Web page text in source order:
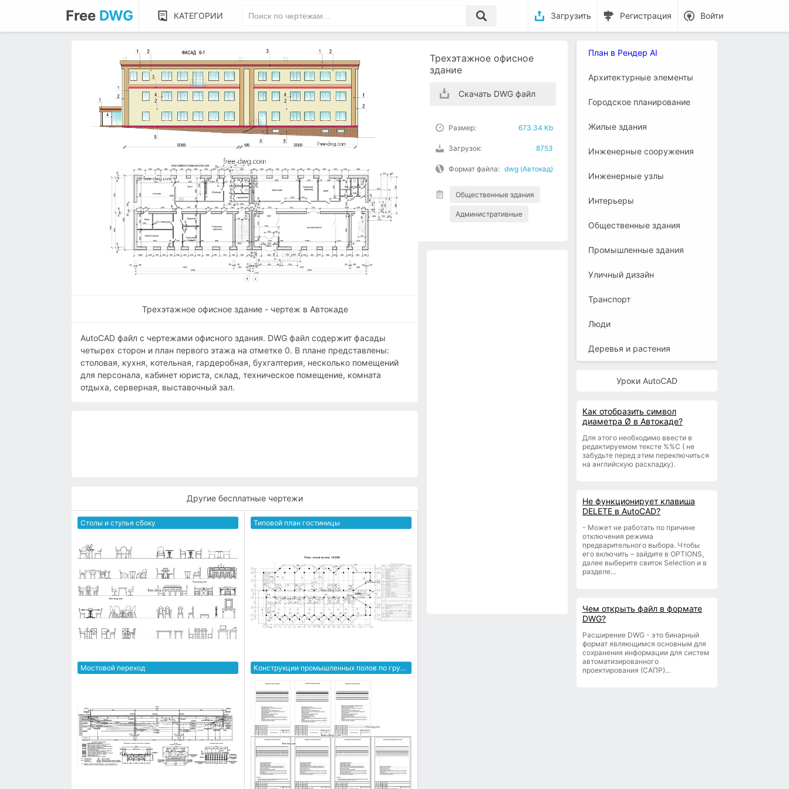
Free DWG КАТЕГОРИИ Загрузить Регистрация Войти
Трехэтажное офисное
здание
Скачать DWG файл
Размер: 673.34 Kb
Загрузок: 8753
Формат файла: dwg (Автокад)
Общественные здания
Административные
Трехэтажное офисное здание - чертеж в Автокаде
AutoCAD файл с чертежами офисного здания. DWG файл содержит фасады
четырех сторон и план первого этажа на отметке 0. В плане представлены:
столовая, кухня, котельная, гардеробная, бухгалтерия, несколько помещений
для персонала, кабинет юриста, склад, техническое помещение, комната
отдыха, серверная, выставочный зал.
Другие бесплатные чертежи
Столы и стулья сбоку Типовой план гостиницы
Мостовой переход Конструкции промышленных полов по грунту
План в Рендер AI
Архитектурные элементы
Городское планирование
Жилые здания
Инженерные сооружения
Инженерные узлы
Интерьеры
Общественные здания
Промышленные здания
Уличный дизайн
Транспорт
Люди
Деревья и растения
Уроки AutoCAD
Как отобразить символ
диаметра Ø в Автокаде?
Для этого необходимо ввести в
редактируемом тексте %%С ( не
забудьте перед этим переключиться
на английскую раскладку).
Не функционирует клавиша
DELETE в AutoCAD?
- Может не работать по причине
отключения режима
предварительного выбора. Чтобы
его включить – зайдите в OPTIONS,
далее выберите свиток Selection и в
разделе...
Чем открыть файл в формате
DWG?
Расширение DWG - это бинарный
формат являющимся основным для
сохранения информации для систем
автоматизированного
проектирования (САПР)...